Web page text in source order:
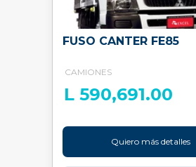
FUSO CANTER FE85
CAMIONES
L 590,691.00
Quiero más detalles